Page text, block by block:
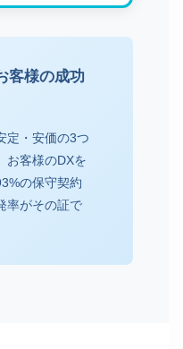
客様の成功
定・安価の3つ
お客様のDXを
の保守契約
率がその証で